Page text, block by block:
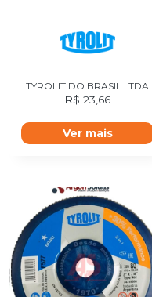
TYROLIT DO BRASIL LTDA
R$ 23,66
Ver mais